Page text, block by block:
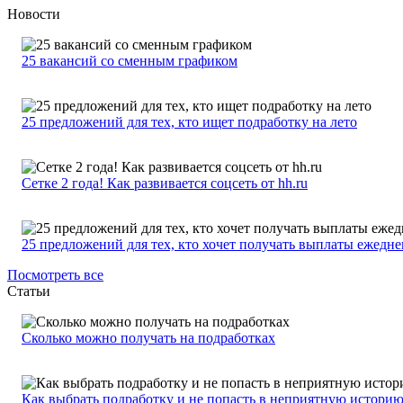
Новости
25 вакансий со сменным графиком
25 предложений для тех, кто ищет подработку на лето
Сетке 2 года! Как развивается соцсеть от hh.ru
25 предложений для тех, кто хочет получать выплаты
Посмотреть все
Статьи
Сколько можно получать на подработках
Как выбрать подработку и не попасть в неприятную историю